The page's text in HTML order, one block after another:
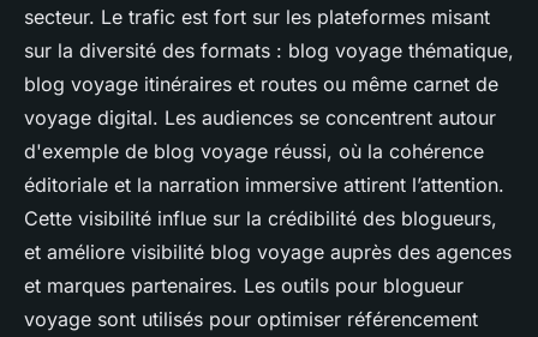
secteur. Le trafic est fort sur les plateformes misant
sur la diversité des formats : blog voyage thématique,
blog voyage itinéraires et routes ou même carnet de
voyage digital. Les audiences se concentrent autour
d'exemple de blog voyage réussi, où la cohérence
éditoriale et la narration immersive attirent l’attention.
Cette visibilité influe sur la crédibilité des blogueurs,
et améliore visibilité blog voyage auprès des agences
et marques partenaires. Les outils pour blogueur
voyage sont utilisés pour optimiser référencement